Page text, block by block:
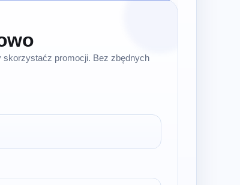
skorzystaćz promocji. Bez zbędnych